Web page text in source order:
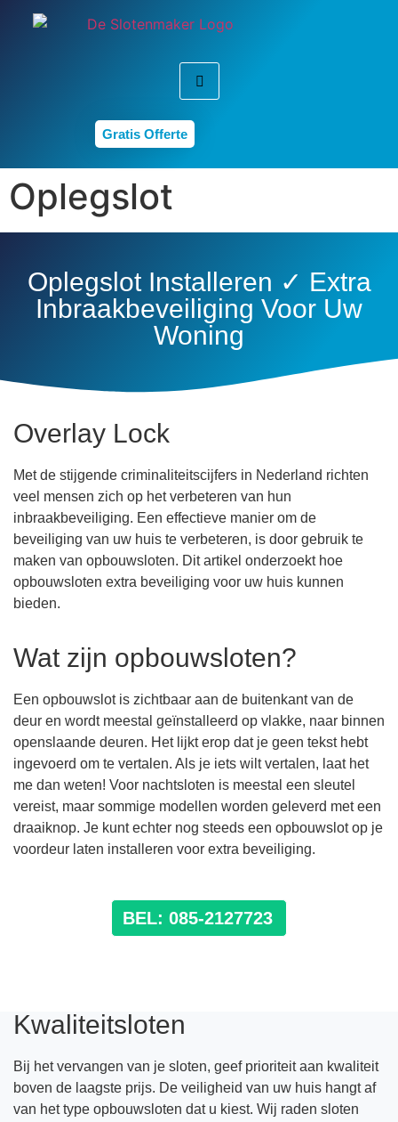
Gratis Offerte
Oplegslot
Oplegslot Installeren ✓ Extra
Inbraakbeveiliging Voor Uw
Woning
Overlay Lock
Met de stijgende criminaliteitscijfers in Nederland richten
veel mensen zich op het verbeteren van hun
inbraakbeveiliging. Een effectieve manier om de
beveiliging van uw huis te verbeteren, is door gebruik te
maken van opbouwsloten. Dit artikel onderzoekt hoe
opbouwsloten extra beveiliging voor uw huis kunnen
bieden.
Wat zijn opbouwsloten?
Een opbouwslot is zichtbaar aan de buitenkant van de
deur en wordt meestal geïnstalleerd op vlakke, naar binnen
openslaande deuren. Het lijkt erop dat je geen tekst hebt
ingevoerd om te vertalen. Als je iets wilt vertalen, laat het
me dan weten! Voor nachtsloten is meestal een sleutel
vereist, maar sommige modellen worden geleverd met een
draaiknop. Je kunt echter nog steeds een opbouwslot op je
voordeur laten installeren voor extra beveiliging.
BEL: 085-2127723
Kwaliteitsloten
Bij het vervangen van je sloten, geef prioriteit aan kwaliteit
boven de laagste prijs. De veiligheid van uw huis hangt af
van het type opbouwsloten dat u kiest. Wij raden sloten